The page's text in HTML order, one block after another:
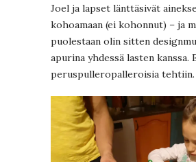
Joel ja lapset länttäsivät
kohoamaan (ei kohonnut) – ja
puolestaan olin sitten
apurina yhdessä lasten kanssa.
peruspulleropalleroisia tehtiin.